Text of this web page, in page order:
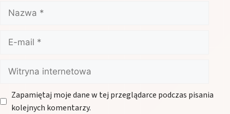
Nazwa
mail
Witryna
internetowa
Zapamiętaj moje dane w tej przeglądarce podczas pisania
kolejnych komentarzy.